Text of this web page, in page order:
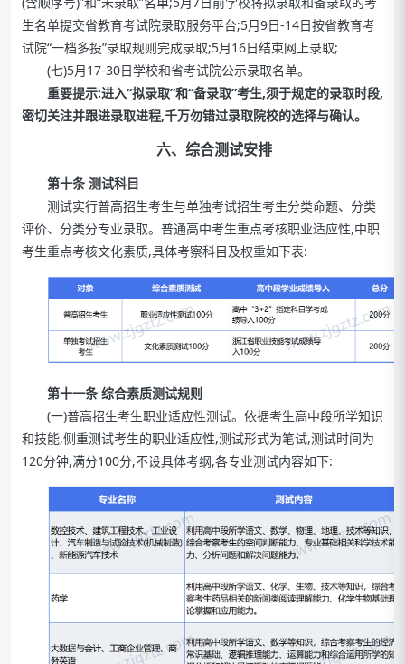
生名单提交省教育考试院录取服务平台;5月9日-14日按省教育考
试院“一档多投”录取规则完成录取;5月16日结束网上录取;
(七)5月17-30日学校和省考试院公示录取名单。
重要提示:进入“拟录取”和“备录取”考生,须于规定的录取时段,
密切关注并跟进录取进程,千万勿错过录取院校的选择与确认。
六、综合测试安排
第十条 测试科目
测试实行普高招生考生与单独考试招生考生分类命题、分类
评价、分类分专业录取。普通高中考生重点考核职业适应性,中职
考生重点考核文化素质,具体考察科目及权重如下表:
第十一条 综合素质测试规则
(一)普高招生考生职业适应性测试。依据考生高中段所学知识
和技能,侧重测试考生的职业适应性,测试形式为笔试,测试时间为
120分钟,满分100分,不设具体考纲,各专业测试内容如下: